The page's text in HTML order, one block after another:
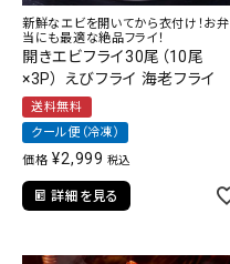
新鮮なエビを開いてから衣付け！お弁
当にも最適な絶品フライ！
開きエビフライ30尾（10尾
×3P） えびフライ 海老フライ
送料無料
クール便（冷凍）
価格 ¥2,999 税込
詳細を見る